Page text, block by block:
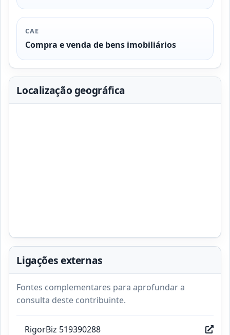
CAE
Compra e venda de bens imobiliários
Localização geográfica
Ligações externas
Fontes complementares para aprofundar a
consulta deste contribuinte.
RigorBiz 519390288